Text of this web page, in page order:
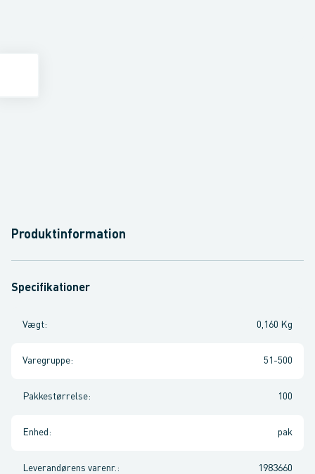
Produktinformation
Specifikationer
Vægt: 0,160 Kg
Varegruppe: 51-500
Pakkestørrelse: 100
Enhed : pak
Leverandørens varenr. : 1983660